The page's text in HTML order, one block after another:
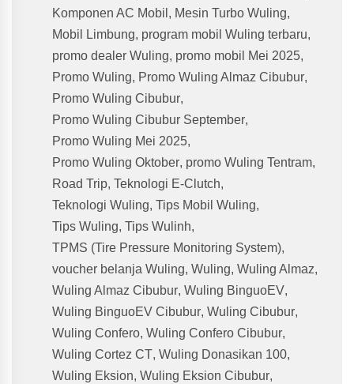
Komponen AC Mobil , Mesin Turbo Wuling,
Mobil Limbung, program mobil Wuling terbaru,
promo dealer Wuling, promo mobil Mei 2025,
Promo Wuling, Promo Wuling Almaz Cibubur,
Promo Wuling Cibubur,
Promo Wuling Cibubur September,
Promo Wuling Mei 2025,
Promo Wuling Oktober, promo Wuling Tentram,
Road Trip, Teknologi E-Clutch,
Teknologi Wuling, Tips Mobil Wuling,
Tips Wuling, Tips Wulinh,
TPMS (Tire Pressure Monitoring System),
voucher belanja Wuling, Wuling, Wuling Almaz,
Wuling Almaz Cibubur, Wuling BinguoEV,
Wuling BinguoEV Cibubur, Wuling Cibubur,
Wuling Confero, Wuling Confero Cibubur,
Wuling Cortez CT, Wuling Donasikan 100,
Wuling Eksion, Wuling Eksion Cibubur,